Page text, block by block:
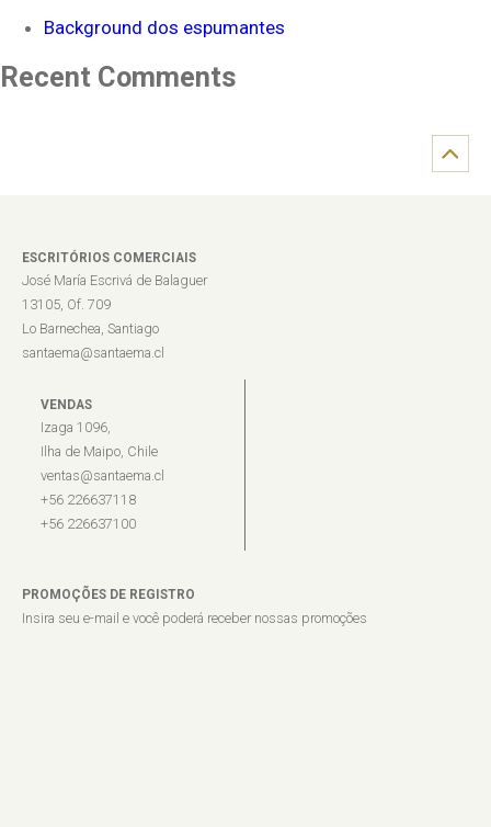
Background dos espumantes
Recent Comments
ESCRITÓRIOS COMERCIAIS
José María Escrivá de Balaguer
13105, Of. 709
Lo Barnechea, Santiago
santaema@santaema.cl
VENDAS
Izaga 1096,
Ilha de Maipo, Chile
ventas@santaema.cl
+56 226637118
+56 226637100
PROMOÇÕES DE REGISTRO
Insira seu e-mail e você poderá receber nossas promoções